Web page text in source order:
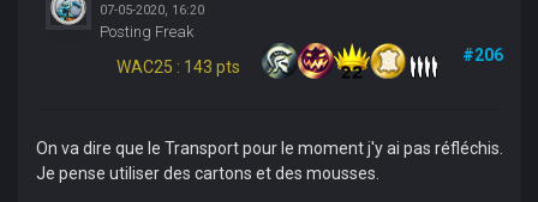
07-05-2020, 16:20
Posting Freak
WAC25 : 143 pts
#206
On va dire que le Transport pour le moment j'y ai pas réfléchis.
Je pense utiliser des cartons et des mousses.